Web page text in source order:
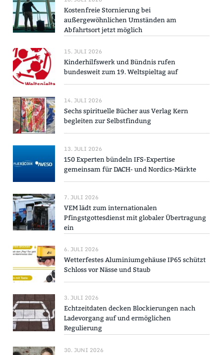
Kostenfreie Stornierung bei
außergewöhnlichen Umständen am
Abfahrtsort jetzt möglich
15. JULI 2026
Kinderhilfswerk und Bündnis rufen
bundesweit zum 19. Weltspieltag auf
14. JULI 2026
Sechs spirituelle Bücher aus Verlag Kern
begleiten zur Selbstfindung
13. JULI 2026
150 Experten bündeln IFS-Expertise
gemeinsam für DACH- und Nordics-Märkte
7. JULI 2026
VEM lädt zum internationalen
Pfingstgottesdienst mit globaler Übertragung
ein
6. JULI 2026
Wetterfestes Aluminiumgehäuse IP65 schützt
Schloss vor Nässe und Staub
3. JULI 2026
Echtzeitdaten decken Blockierungen nach
Ladevorgang auf und ermöglichen
Regulierung
30. JUNI 2026